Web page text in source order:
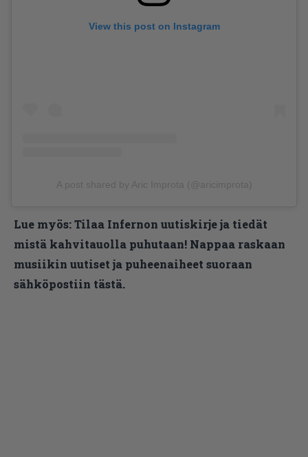
View this post on Instagram
A post shared by Aric Improta (@aricimprota)
Lue myös:Tilaa Infernon uutiskirje ja tiedät
mistä kahvitauolla puhutaan! Nappaa raskaan
musiikin uutiset ja puheenaiheet suoraan
sähköpostiin tästä.